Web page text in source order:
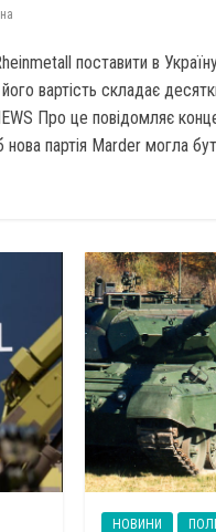
поставити в
вартість складає
це повідомляє
партія Marder могла
НОВИНИ